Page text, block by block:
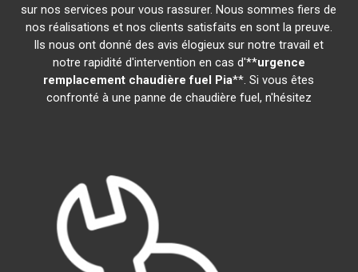
sur nos services pour vous rassurer. Nous sommes fiers de
nos réalisations et nos clients satisfaits en sont la preuve.
Ils nous ont donné des avis élogieux sur notre travail et
notre rapidité d'intervention en cas d'**urgence
remplacement chaudière fuel Pia**. Si vous êtes
confronté à une panne de chaudière fuel, n'hésitez